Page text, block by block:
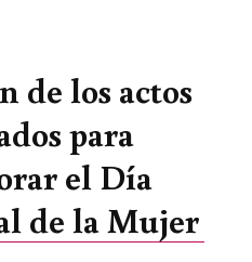
de los actos
para
el Día
de la Mujer